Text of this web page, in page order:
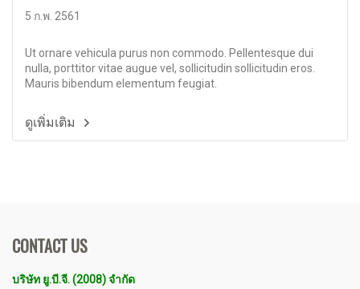
5 ก.พ. 2561
Ut ornare vehicula purus non commodo. Pellentesque dui
nulla, porttitor vitae augue vel, sollicitudin sollicitudin eros.
Mauris bibendum elementum feugiat.
ดูเพิ่มเติม
CONTACT US
บริษัท ยู.บี.จี. (2008) จำกัด